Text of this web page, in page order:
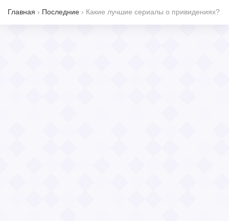
Главная › Последние › Какие лучшие сериалы о привидениях?